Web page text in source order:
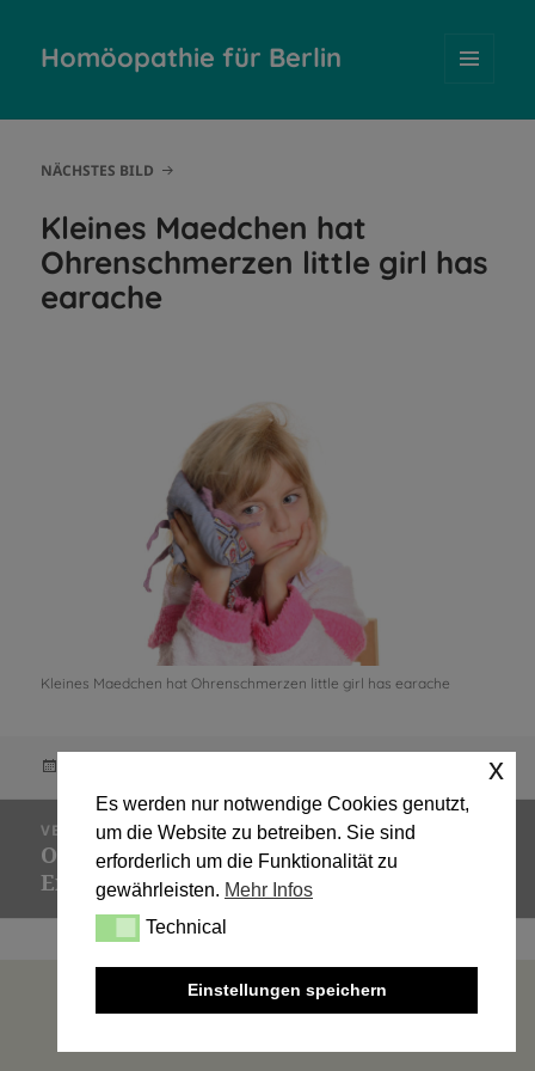
Homöopathie für Berlin
NÄCHSTES BILD
Kleines Maedchen hat
Ohrenschmerzen little girl has
earache
Kleines Maedchen hat Ohrenschmerzen little girl has earache
Beitragsnavigation
VERÖFFENTLICHT IN
Ohrenschmerzen bei Kindern und
Erwachsenen
Es werden nur notwendige Cookies genutzt,
um die Website zu betreiben. Sie sind
erforderlich um die Funktionalität zu
gewährleisten. Mehr Infos
TechnicalTechnical
Einstellungen speichern
x